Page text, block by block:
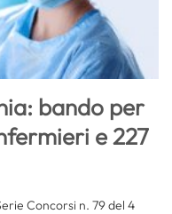
bando per
e 227
Concorsi n. 79 del 4